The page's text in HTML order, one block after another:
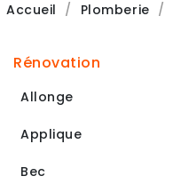
Accueil Plomberie
rénovation
Allonge
Applique
Bec